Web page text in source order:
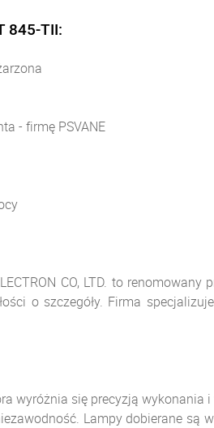
845-TII:
- firmę PSVANE
CO, LTD. to
o szczegóły. Firma
wyróżnia się precyzją
Lampy dobierane są